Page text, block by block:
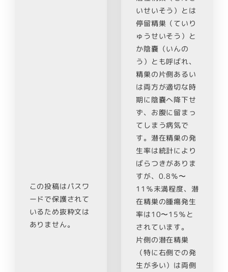
この投稿はパスワ
ードで保護されて
いるため抜粋文は
ありません。
いせいそう）とは
停留精巣（ていり
ゅうせいそう）と
か陰嚢（いんの
う）とも呼ばれ、
精巣の片側あるい
は両方が適切な時
期に陰嚢へ降下せ
ず、お腹に留まっ
てしまう病気で
す。潜在精巣の発
生率は統計により
ばらつきがありま
すが、0.8％〜
11％未満程度、潜
在精巣の腫瘍発生
率は10〜15％と
されています。
片側の潜在精巣
（特に右側での発
生が多い）は両側